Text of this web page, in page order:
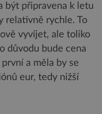
být připravena k letu
relativně rychle. To
vyvíjet, ale toliko
důvodu bude cena
a měla by se
eur, tedy nižší